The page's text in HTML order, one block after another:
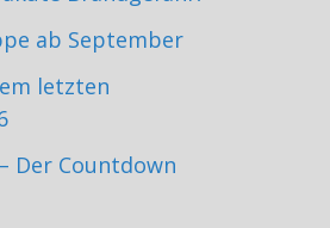
ab September
letzten
Der Countdown